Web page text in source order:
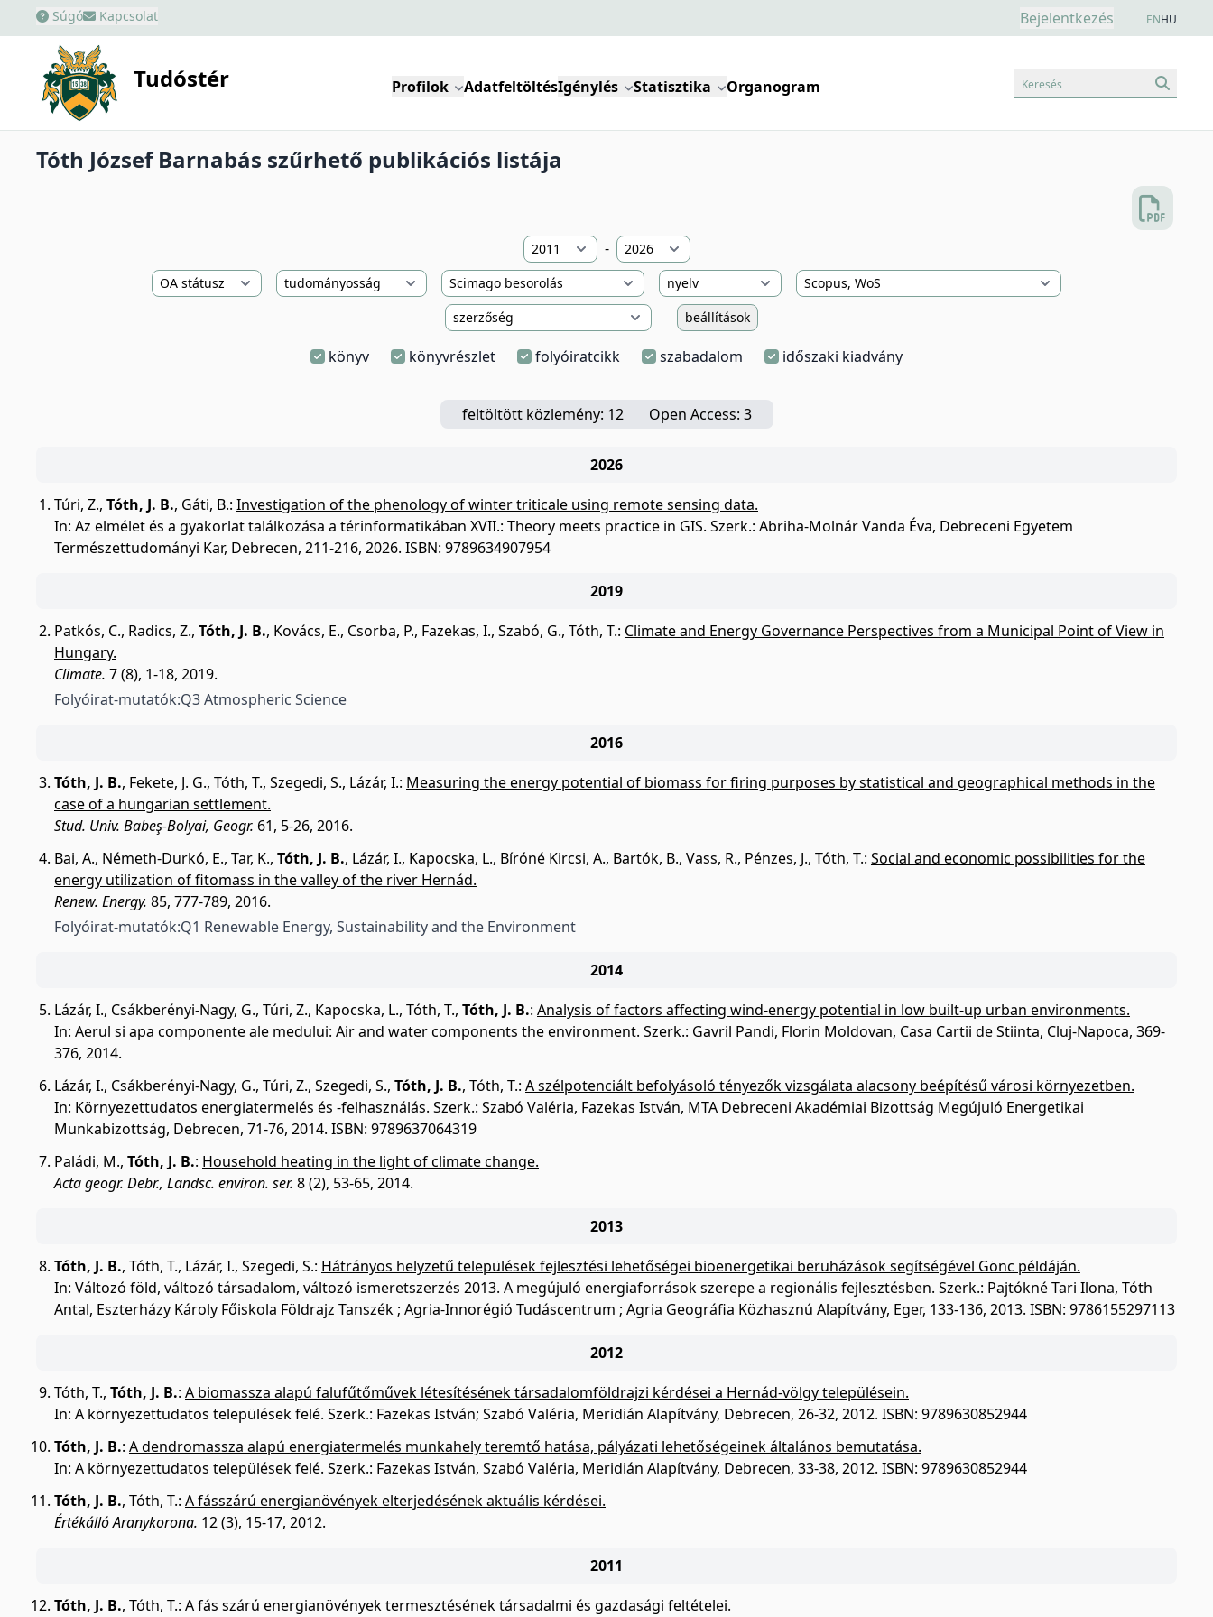
Súgó Kapcsolat Bejelentkezés ENHU
Tudóstér Profilok AdatfeltöltésIgénylés Statisztika Organogram Keresés
Tóth József Barnabás szűrhető publikációs listája
-
beállítások
könyv könyvrészlet folyóiratcikk szabadalom időszaki kiadvány
feltöltött közlemény: 12 Open Access: 3
2026
Túri, Z., Tóth, J. B., Gáti, B.: Investigation of the phenology of winter triticale using remote sensing data.
In: Az elmélet és a gyakorlat találkozása a térinformatikában XVII.: Theory meets practice in GIS. Szerk.: Abriha-Molnár Vanda Éva, Debreceni Egyetem
Természettudományi Kar, Debrecen, 211-216, 2026. ISBN: 9789634907954
2019
Patkós, C., Radics, Z., Tóth, J. B., Kovács, E., Csorba, P., Fazekas, I., Szabó, G., Tóth, T.: Climate and Energy Governance Perspectives from a Municipal Point of View in
Hungary.
Climate. 7 (8), 1-18, 2019.
Folyóirat-mutatók:Q3 Atmospheric Science
2016
Tóth, J. B., Fekete, J. G., Tóth, T., Szegedi, S., Lázár, I.: Measuring the energy potential of biomass for firing purposes by statistical and geographical methods in the
case of a hungarian settlement.
Stud. Univ. Babeş-Bolyai, Geogr. 61, 5-26, 2016.
Bai, A., Németh-Durkó, E., Tar, K., Tóth, J. B., Lázár, I., Kapocska, L., Bíróné Kircsi, A., Bartók, B., Vass, R., Pénzes, J., Tóth, T.: Social and economic possibilities for the
energy utilization of fitomass in the valley of the river Hernád.
Renew. Energy. 85, 777-789, 2016.
Folyóirat-mutatók:Q1 Renewable Energy, Sustainability and the Environment
2014
Lázár, I., Csákberényi-Nagy, G., Túri, Z., Kapocska, L., Tóth, T., Tóth, J. B.: Analysis of factors affecting wind-energy potential in low built-up urban environments.
In: Aerul si apa componente ale medului: Air and water components the environment. Szerk.: Gavril Pandi, Florin Moldovan, Casa Cartii de Stiinta, Cluj-Napoca, 369-
376, 2014.
Lázár, I., Csákberényi-Nagy, G., Túri, Z., Szegedi, S., Tóth, J. B., Tóth, T.: A szélpotenciált befolyásoló tényezők vizsgálata alacsony beépítésű városi környezetben.
In: Környezettudatos energiatermelés és -felhasználás. Szerk.: Szabó Valéria, Fazekas István, MTA Debreceni Akadémiai Bizottság Megújuló Energetikai
Munkabizottság, Debrecen, 71-76, 2014. ISBN: 9789637064319
Paládi, M., Tóth, J. B.: Household heating in the light of climate change.
Acta geogr. Debr., Landsc. environ. ser. 8 (2), 53-65, 2014.
2013
Tóth, J. B., Tóth, T., Lázár, I., Szegedi, S.: Hátrányos helyzetű települések fejlesztési lehetőségei bioenergetikai beruházások segítségével Gönc példáján.
In: Változó föld, változó társadalom, változó ismeretszerzés 2013. A megújuló energiaforrások szerepe a regionális fejlesztésben. Szerk.: Pajtókné Tari Ilona, Tóth
Antal, Eszterházy Károly Főiskola Földrajz Tanszék ; Agria-Innorégió Tudáscentrum ; Agria Geográfia Közhasznú Alapítvány, Eger, 133-136, 2013. ISBN: 9786155297113
2012
Tóth, T., Tóth, J. B.: A biomassza alapú falufűtőművek létesítésének társadalomföldrajzi kérdései a Hernád-völgy településein.
In: A környezettudatos települések felé. Szerk.: Fazekas István; Szabó Valéria, Meridián Alapítvány, Debrecen, 26-32, 2012. ISBN: 9789630852944
Tóth, J. B.: A dendromassza alapú energiatermelés munkahely teremtő hatása, pályázati lehetőségeinek általános bemutatása.
In: A környezettudatos települések felé. Szerk.: Fazekas István, Szabó Valéria, Meridián Alapítvány, Debrecen, 33-38, 2012. ISBN: 9789630852944
Tóth, J. B., Tóth, T.: A fásszárú energianövények elterjedésének aktuális kérdései.
Értékálló Aranykorona. 12 (3), 15-17, 2012.
2011
Tóth, J. B., Tóth, T.: A fás szárú energianövények termesztésének társadalmi és gazdasági feltételei.